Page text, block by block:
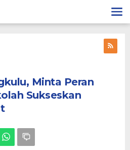
Minta Peran
Sukseskan